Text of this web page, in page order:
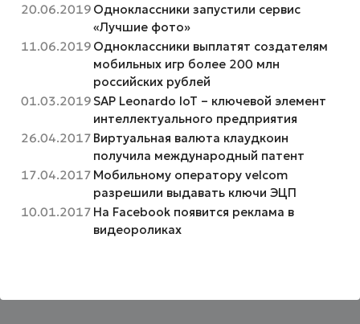
20.06.2019 Одноклассники запустили cервис
«Лучшие фото»
11.06.2019 Одноклассники выплатят создателям
мобильных игр более 200 млн
российских рублей
01.03.2019 SAP Leonardo IoT – ключевой элемент
интеллектуального предприятия
26.04.2017 Виртуальная валюта клаудкоин
получила международный патент
17.04.2017 Мобильному оператору velcom
разрешили выдавать ключи ЭЦП
10.01.2017 На Facebook появится реклама в
видеороликах